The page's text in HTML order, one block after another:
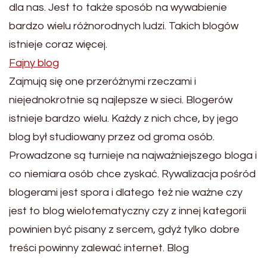
dla nas. Jest to także sposób na wywabienie
bardzo wielu różnorodnych ludzi. Takich blogów
istnieje coraz więcej.
Fajny blog
Zajmują się one przeróżnymi rzeczami i
niejednokrotnie są najlepsze w sieci. Blogerów
istnieje bardzo wielu. Każdy z nich chce, by jego
blog był studiowany przez od groma osób.
Prowadzone są turnieje na najważniejszego bloga i
co niemiara osób chce zyskać. Rywalizacja pośród
blogerami jest spora i dlatego też nie ważne czy
jest to blog wielotematyczny czy z innej kategorii
powinien być pisany z sercem, gdyż tylko dobre
treści powinny zalewać internet. Blog